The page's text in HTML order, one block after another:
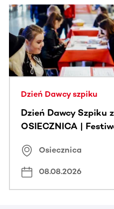
Ta sekcja zawiera treści
Dzień Dawcy szpiku
Dzień Dawcy Szpiku
OSIECZNICA |
Osiecznica
08.08.2026